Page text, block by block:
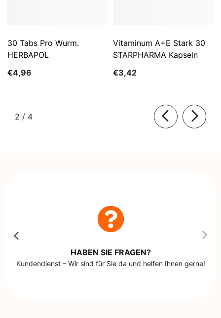
30 Tabs Pro Wurm.
HERBAPOL
€4,96
Vitaminum A+E Stark 30
STARPHARMA Kapseln
€3,42
2 / von
4
HABEN SIE FRAGEN?
Kundendienst – Wir sind für Sie da und helfen Ihnen gerne!